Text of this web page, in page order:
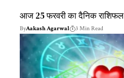
आज 25 फरवरी का दैनिक राशिफल
ByAakash Agarwal 3 Min Read